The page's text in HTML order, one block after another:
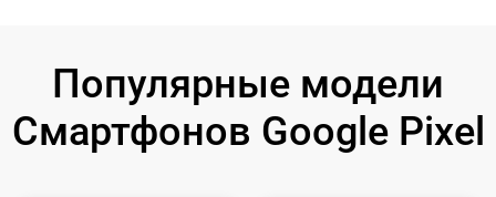
Популярные модели
Смартфонов Google Pixel